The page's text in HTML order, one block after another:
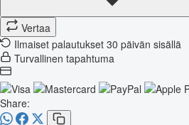
Vertaa
Ilmaiset palautukset 30 päivän sisällä
Turvallinen tapahtuma
Share: